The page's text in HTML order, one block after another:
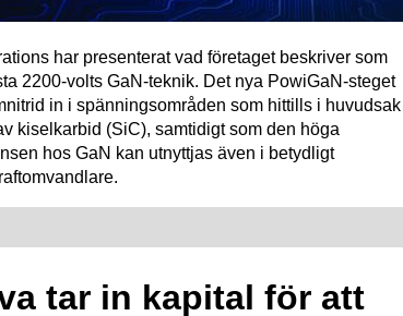
har presenterat vad företaget beskriver som
2200-volts GaN-teknik. Det nya PowiGaN-steget
in i spänningsområden som hittills i huvudsak
kiselkarbid (SiC), samtidigt som den höga
hos GaN kan utnyttjas även i betydligt
tar in kapital för att